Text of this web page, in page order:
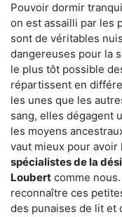
Pouvoir dormir
on est assailli par les
sont de véritables
dangereuses pour la
le plus tôt possible
répartissent en
les unes que les
sang, elles dégagent
les moyens
vaut mieux pour avoir
spécialistes de la
Loubert comme
reconnaître ces
des punaises de lit et